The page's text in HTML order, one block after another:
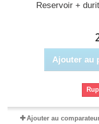
Reservoir +
Ajouter au
Ajouter au